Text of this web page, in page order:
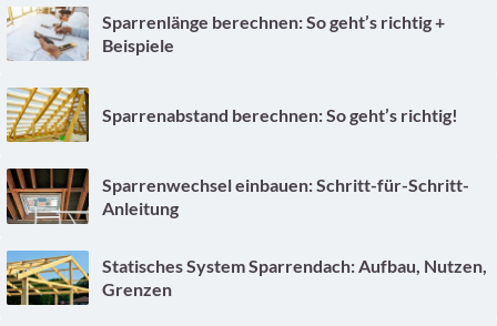
Sparrenlänge berechnen: So geht’s richtig +
Beispiele
Sparrenabstand berechnen: So geht’s richtig!
Sparrenwechsel einbauen: Schritt-für-Schritt-
Anleitung
Statisches System Sparrendach: Aufbau, Nutzen,
Grenzen